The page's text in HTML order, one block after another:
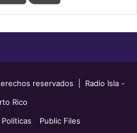
reservados | Radio Isla -
Rico
Public Files